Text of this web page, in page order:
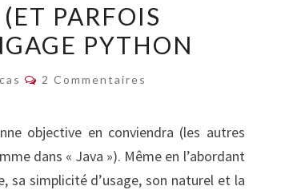
PARFOIS
PYTHON
Commentaires
2 Commentaires
objective en conviendra (les autres
dans « Java »). Même en l’abordant
sa simplicité d’usage, son naturel et la